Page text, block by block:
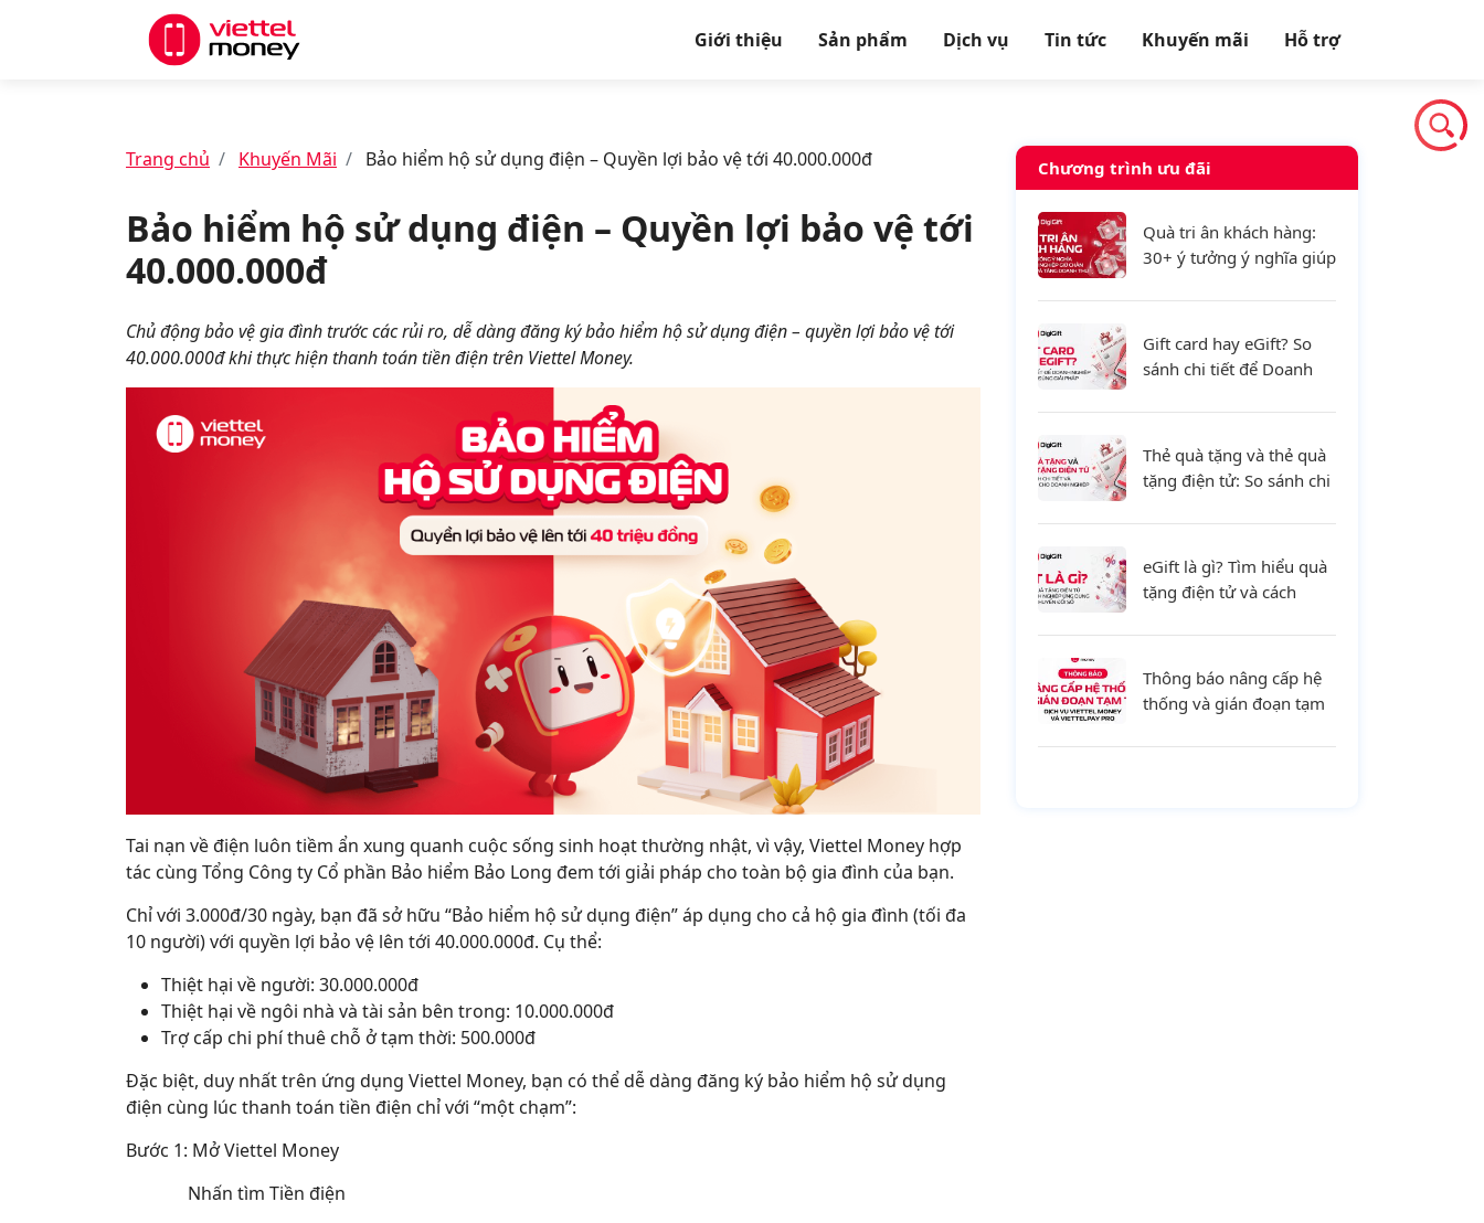
Giới thiệu Sản phẩm Dịch vụ Tin tức Khuyến mãi Hỗ trợ
Trang chủ Khuyến Mãi Bảo hiểm hộ sử dụng điện – Quyền lợi bảo vệ tới 40.000.000đ
Bảo hiểm hộ sử dụng điện – Quyền lợi bảo vệ tới
40.000.000đ
Chủ động bảo vệ gia đình trước các rủi ro, dễ dàng đăng ký bảo hiểm hộ sử dụng điện – quyền lợi bảo vệ tới
40.000.000đ khi thực hiện thanh toán tiền điện trên Viettel Money.
Tai nạn về điện luôn tiềm ẩn xung quanh cuộc sống sinh hoạt thường nhật, vì vậy, Viettel Money hợp
tác cùng Tổng Công ty Cổ phần Bảo hiểm Bảo Long đem tới giải pháp cho toàn bộ gia đình của bạn.
Chỉ với 3.000đ/30 ngày, bạn đã sở hữu “Bảo hiểm hộ sử dụng điện” áp dụng cho cả hộ gia đình (tối đa
10 người) với quyền lợi bảo vệ lên tới 40.000.000đ. Cụ thể:
Thiệt hại về người: 30.000.000đ
Thiệt hại về ngôi nhà và tài sản bên trong: 10.000.000đ
Trợ cấp chi phí thuê chỗ ở tạm thời: 500.000đ
Đặc biệt, duy nhất trên ứng dụng Viettel Money, bạn có thể dễ dàng đăng ký bảo hiểm hộ sử dụng
điện cùng lúc thanh toán tiền điện chỉ với “một chạm”:
Bước 1: Mở Viettel Money
Nhấn tìm Tiền điện
Chương trình ưu đãi
Quà tri ân khách hàng:
30+ ý tưởng ý nghĩa giúp
khách hàng và tăng
doanh thu
Gift card hay eGift? So
sánh chi tiết để Doanh
giải pháp
Thẻ quà tặng và thẻ quà
tặng điện tử: So sánh chi
doanh nghiệp
eGift là gì? Tìm hiểu quà
tặng điện tử và cách
trong chuyển đổi số
Thông báo nâng cấp hệ
thống và gián đoạn tạm
Money và ViettelPay Pro